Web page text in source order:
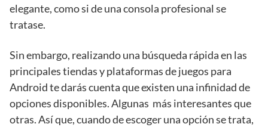
elegante, como si de una consola profesional se
tratase.
Sin embargo, realizando una búsqueda rápida en las
principales tiendas y plataformas de juegos para
Android te darás cuenta que existen una infinidad de
opciones disponibles. Algunas más interesantes que
otras. Así que, cuando de escoger una opción se trata,